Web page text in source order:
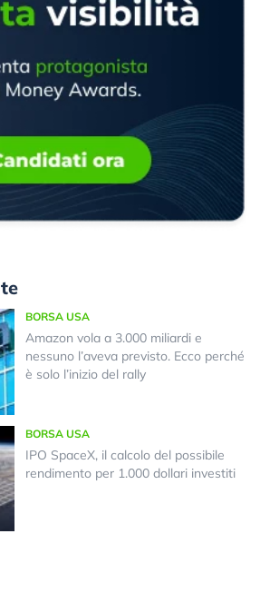
BORSA USA
Amazon vola a 3.000 miliardi e
nessuno l’aveva previsto. Ecco perché
è solo l’inizio del rally
BORSA USA
IPO SpaceX, il calcolo del possibile
rendimento per 1.000 dollari investiti